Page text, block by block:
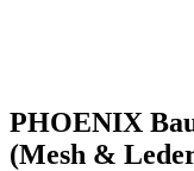
PHOENIX
(Mesh &